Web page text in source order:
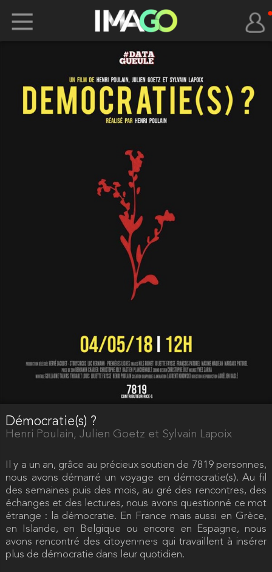
Démocratie(s) ?
Henri Poulain, Julien Goetz et Sylvain Lapoix
Il y a un an, grâce au précieux soutien de 7819 personnes,
nous avons démarré un voyage en démocratie(s). Au fil
des semaines puis des mois, au gré des rencontres, des
échanges et des lectures, nous avons questionné ce mot
étrange : la démocratie. En France mais aussi en Grèce,
en Islande, en Belgique ou encore en Espagne, nous
avons rencontré des citoyen·ne·s qui travaillent à insérer
plus de démocratie dans leur quotidien.